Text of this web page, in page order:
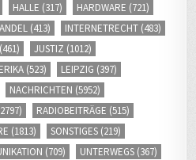
HALLE (317) HARDWARE (721)
(413) INTERNETRECHT (483)
(461) JUSTIZ (1012)
(523) LEIPZIG (397)
NACHRICHTEN (5952)
RADIOBEITRÄGE (515)
(1813) SONSTIGES (219)
(709) UNTERWEGS (367)